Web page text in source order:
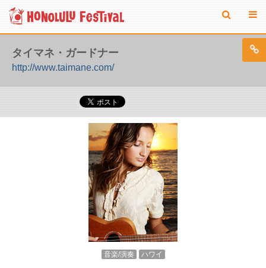
タイマネ・ガードナー
http://www.taimane.com/
音楽/演奏 ハワイ